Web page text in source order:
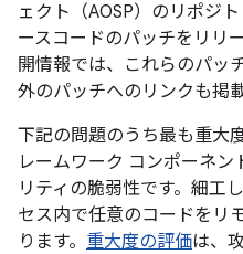
ェクト（AOSP）のリポジ
ースコードのパッチをリリ
開情報では、これらのパッ
外のパッチへのリンクも掲
下記の問題のうち最も重大
レームワーク コンポーネ
リティの脆弱性です。細工
セス内で任意のコードをリ
ります。 重大度の評価は、